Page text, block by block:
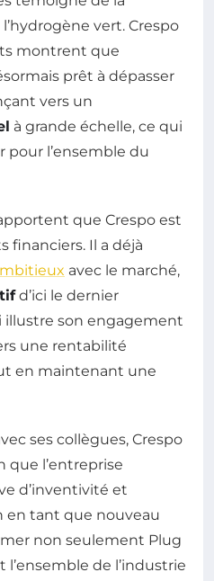
vert. Crespo
montrent que
prêt à dépasser
vers un
à grande échelle, ce qui
l’ensemble du
que Crespo est
financiers. Il a déjà
avec le marché,
d’ici le dernier
illustre son engagement
une rentabilité
en maintenant une
ses collègues, Crespo
que l’entreprise
d’inventivité et
en tant que nouveau
non seulement Plug
de l’industrie